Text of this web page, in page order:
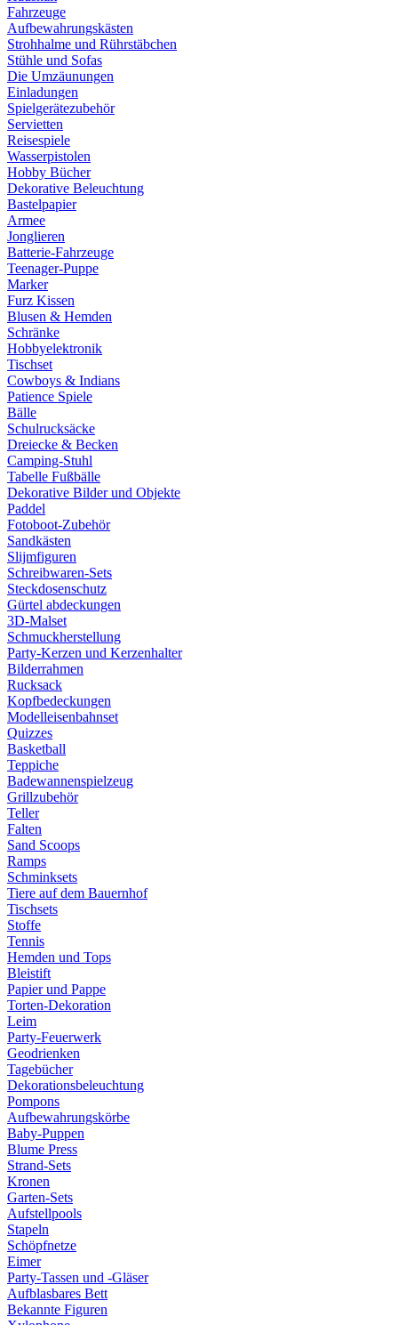
Fahrzeuge
Aufbewahrungskästen
Strohhalme und Rührstäbchen
Stühle und Sofas
Die Umzäunungen
Einladungen
Spielgerätezubehör
Servietten
Reisespiele
Wasserpistolen
Hobby Bücher
Dekorative Beleuchtung
Bastelpapier
Armee
Jonglieren
Batterie-Fahrzeuge
Teenager-Puppe
Marker
Furz Kissen
Blusen & Hemden
Schränke
Hobbyelektronik
Tischset
Cowboys & Indians
Patience Spiele
Bälle
Schulrucksäcke
Dreiecke & Becken
Camping-Stuhl
Tabelle Fußbälle
Dekorative Bilder und Objekte
Paddel
Fotoboot-Zubehör
Sandkästen
Slijmfiguren
Schreibwaren-Sets
Steckdosenschutz
Gürtel abdeckungen
3D-Malset
Schmuckherstellung
Party-Kerzen und Kerzenhalter
Bilderrahmen
Rucksack
Kopfbedeckungen
Modelleisenbahnset
Quizzes
Basketball
Teppiche
Badewannenspielzeug
Grillzubehör
Teller
Falten
Sand Scoops
Ramps
Schminksets
Tiere auf dem Bauernhof
Tischsets
Stoffe
Tennis
Hemden und Tops
Bleistift
Papier und Pappe
Torten-Dekoration
Leim
Party-Feuerwerk
Geodrienken
Tagebücher
Dekorationsbeleuchtung
Pompons
Aufbewahrungskörbe
Baby-Puppen
Blume Press
Strand-Sets
Kronen
Garten-Sets
Aufstellpools
Stapeln
Schöpfnetze
Eimer
Party-Tassen und -Gläser
Aufblasbares Bett
Bekannte Figuren